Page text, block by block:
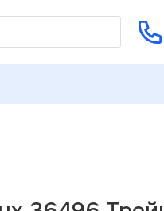
ЗА НАМАЛЕНИЕ ОТ 5%